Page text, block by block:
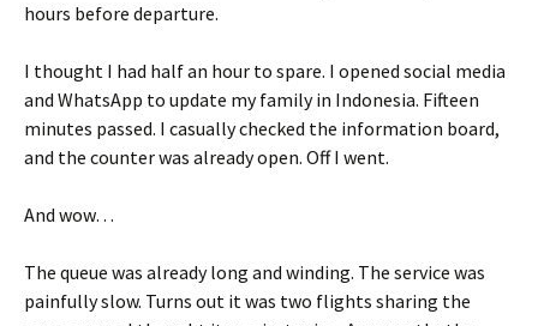
hours before departure.
I thought I had half an hour to spare. I opened social media
and WhatsApp to update my family in Indonesia. Fifteen
minutes passed. I casually checked the information board,
and the counter was already open. Off I went.
And wow…
The queue was already long and winding. The service was
painfully slow. Turns out it was two flights sharing the